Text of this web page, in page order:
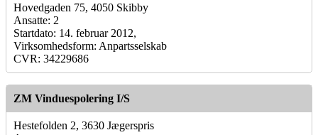
Hovedgaden 75, 4050 Skibby
Ansatte: 2
Startdato: 14. februar 2012,
Virksomhedsform: Anpartsselskab
CVR: 34229686
ZM Vinduespolering I/S
Hestefolden 2, 3630 Jægerspris